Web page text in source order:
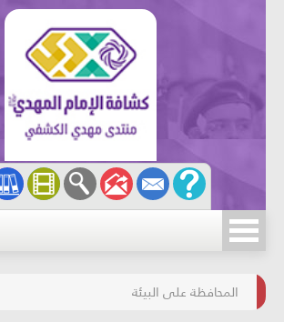
مسابقة الركب الحسينيّ
المحافظة على البيئة